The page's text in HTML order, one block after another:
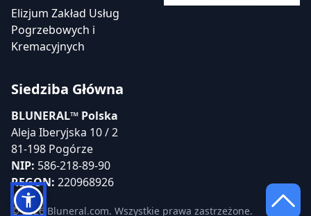
Elizjum Zakład Usług
Pogrzebowych i
Kremacyjnych
Siedziba Główna
BLUNERAL™ Polska
Aleja Iberyjska 10 / 2
81-198 Pogórze
NIP: 586-218-89-90
REGON: 220968926
© 2026 Bluneral.com. Wszystkie prawa zastrzeżone.